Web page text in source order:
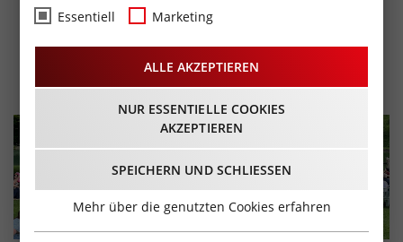
WIR31 Sommernachtskino
09.08. – 10.08.2024 - Beginn 20:15
Uhr
Essentiell Marketing
ALLE AKZEPTIEREN
NUR ESSENTIELLE COOKIES
AKZEPTIEREN
SPEICHERN UND SCHLIESSEN
Mehr über die genutzten Cookies erfahren